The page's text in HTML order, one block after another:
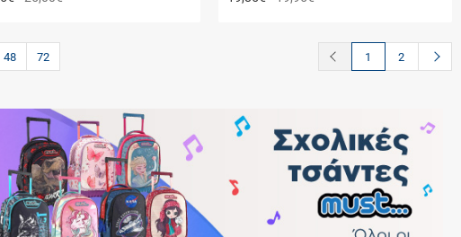
48 72 button.prev
1 2